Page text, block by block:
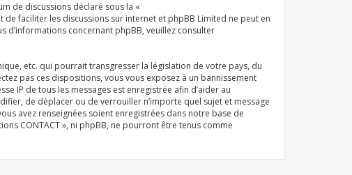
de discussions déclaré sous la «
de faciliter les discussions sur internet et phpBB Limited ne peut en
d’informations concernant phpBB, veuillez consulter
etc. qui pourrait transgresser la législation de votre pays, du
pas ces dispositions, vous vous exposez à un bannissement
IP de tous les messages est enregistrée afin d’aider au
de déplacer ou de verrouiller n’importe quel sujet et message
avez renseignées soient enregistrées dans notre base de
CONTACT », ni phpBB, ne pourront être tenus comme